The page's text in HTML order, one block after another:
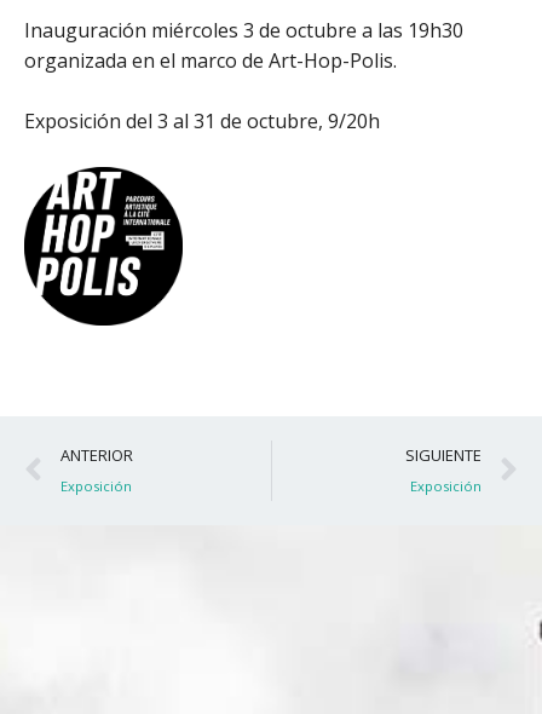
Inauguración miércoles 3 de octubre a las 19h30
organizada en el marco de Art-Hop-Polis.
Exposición del 3 al 31 de octubre, 9/20h
Ant
ANTERIOR
Exposición
SIGUIENTE
Exposición